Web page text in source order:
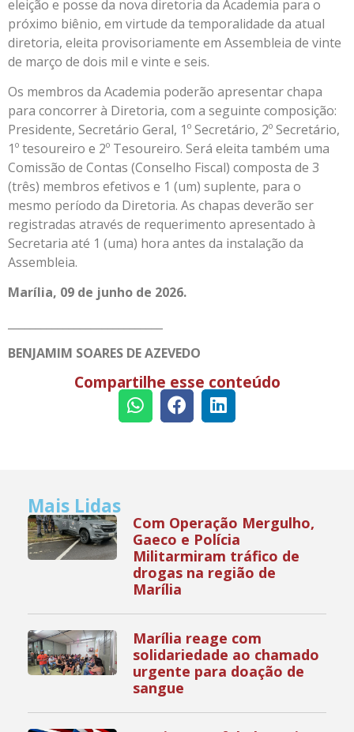
eleição e posse da nova diretoria da Academia para o
próximo biênio, em virtude da temporalidade da atual
diretoria, eleita provisoriamente em Assembleia de vinte
de março de dois mil e vinte e seis.
Os membros da Academia poderão apresentar chapa
para concorrer à Diretoria, com a seguinte composição:
Presidente, Secretário Geral, 1º Secretário, 2º Secretário,
1º tesoureiro e 2º Tesoureiro. Será eleita também uma
Comissão de Contas (Conselho Fiscal) composta de 3
(três) membros efetivos e 1 (um) suplente, para o
mesmo período da Diretoria. As chapas deverão ser
registradas através de requerimento apresentado à
Secretaria até 1 (uma) hora antes da instalação da
Assembleia.
Marília, 09 de junho de 2026.
BENJAMIM SOARES DE AZEVEDO
Compartilhe esse conteúdo
Mais Lidas
Com Operação Mergulho,
Gaeco e Polícia
Militarmiram tráfico de
drogas na região de
Marília
Marília reage com
solidariedade ao chamado
urgente para doação de
sangue